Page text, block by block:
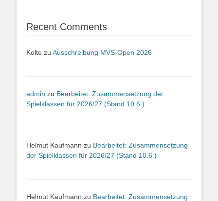
Recent Comments
Kolte zu Ausschreibung MVS-Open 2026
admin zu Bearbeitet: Zusammensetzung der
Spielklassen für 2026/27 (Stand 10.6.)
Helmut Kaufmann zu Bearbeitet: Zusammensetzung
der Spielklassen für 2026/27 (Stand 10.6.)
Helmut Kaufmann zu Bearbeitet: Zusammensetzung